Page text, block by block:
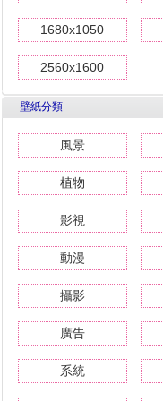
1680x1050
2560x1600
壁紙分類
風景
植物
影視
動漫
攝影
廣告
系統